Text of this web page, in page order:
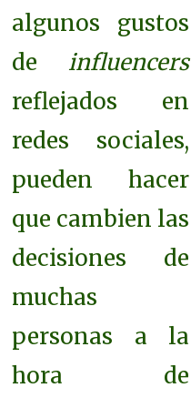
algunos gustos
de influencers
reflejados en
redes sociales,
pueden hacer
que cambien las
decisiones de
muchas
personas a la
hora de